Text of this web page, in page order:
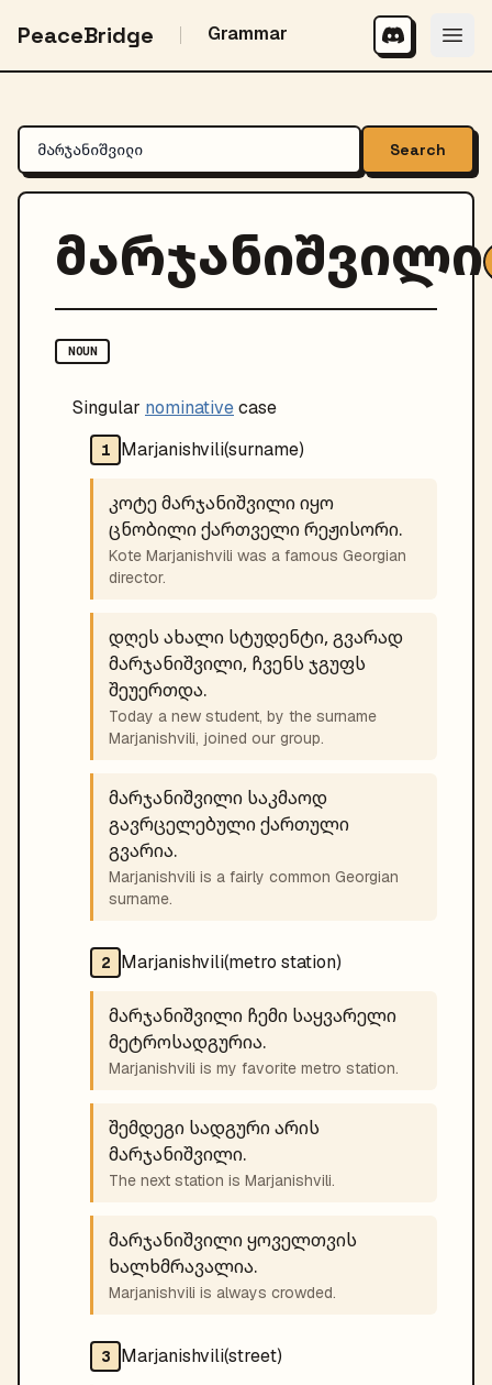
PeaceBridge Grammar
Search
მარჯანიშვილი
NOUN
Singular nominativecase
1 Marjanishvili(surname)
კოტე მარჯანიშვილი იყო
ცნობილი ქართველი რეჟისორი.
Kote Marjanishvili was a famous Georgian
director.
დღეს ახალი სტუდენტი, გვარად
მარჯანიშვილი, ჩვენს ჯგუფს
შეუერთდა.
Today a new student, by the surname
Marjanishvili, joined our group.
მარჯანიშვილი საკმაოდ
გავრცელებული ქართული
გვარია.
Marjanishvili is a fairly common Georgian
surname.
2 Marjanishvili(metro station)
მარჯანიშვილი ჩემი საყვარელი
მეტროსადგურია.
Marjanishvili is my favorite metro station.
შემდეგი სადგური არის
მარჯანიშვილი.
The next station is Marjanishvili.
მარჯანიშვილი ყოველთვის
ხალხმრავალია.
Marjanishvili is always crowded.
3 Marjanishvili(street)